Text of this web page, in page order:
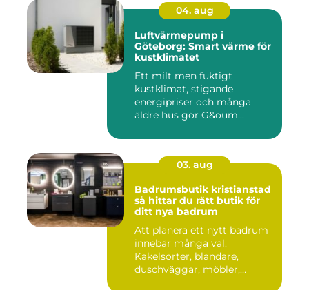
04. aug
Luftvärmepump i
Göteborg: Smart värme för
kustklimatet
Ett milt men fuktigt
kustklimat, stigande
energipriser och många
äldre hus gör G&oum...
03. aug
Badrumsbutik kristianstad
så hittar du rätt butik för
ditt nya badrum
Att planera ett nytt badrum
innebär många val.
Kakelsorter, blandare,
duschväggar, möbler,